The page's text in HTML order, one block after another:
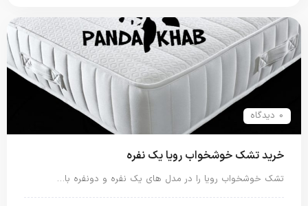
0 دیدگاه
خرید تشک خوشخواب رویا یک نفره
تشک خوشخواب رویا را در مدل های یک نفره و دونفره با…